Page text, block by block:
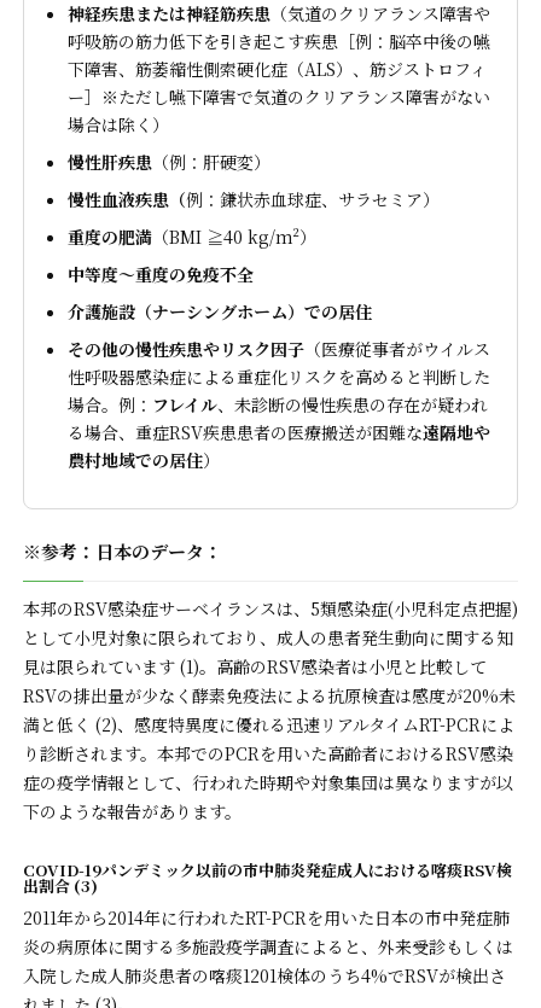
神経疾患または神経筋疾患 （気道のクリアランス障害や
呼吸筋の筋力低下を引き起こす疾患［例：脳卒中後の嚥
下障害、筋萎縮性側索硬化症（ALS）、筋ジストロフィ
ー］※ただし嚥下障害で気道のクリアランス障害がない
場合は除く）
慢性肝疾患 （例：肝硬変）
慢性血液疾患（例：鎌状赤血球症、サラセミア）
重度の肥満 （BMI ≧40 kg/m²）
中等度〜重度の免疫不全
介護施設（ナーシングホーム）での居住
その他の慢性疾患やリスク因子 （医療従事者がウイルス
性呼吸器感染症による重症化リスクを高めると判断した
場合。例： フレイル、未診断の慢性疾患の存在が疑われ
る場合、重症RSV疾患患者の医療搬送が困難な遠隔地や
農村地域での居住）
※参考：日本のデータ：
本邦のRSV感染症サーベイランスは、5類感染症(小児科定点把握)
として小児対象に限られており、成人の患者発生動向に関する知
見は限られています (1)。高齢のRSV感染者は小児と比較して
RSVの排出量が少なく酵素免疫法による抗原検査は感度が20%未
満と低く (2)、感度特異度に優れる迅速リアルタイムRT-PCRによ
り診断されます。本邦でのPCRを用いた高齢者におけるRSV感染
症の疫学情報として、行われた時期や対象集団は異なりますが以
下のような報告があります。
COVID-19パンデミック以前の市中肺炎発症成人における喀痰RSV検
出割合 (3)
2011年から2014年に行われたRT-PCRを用いた日本の市中発症肺
炎の病原体に関する多施設疫学調査によると、外来受診もしくは
入院した成人肺炎患者の喀痰1201検体のうち4%でRSVが検出さ